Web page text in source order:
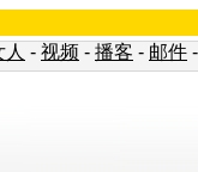
人 - 视频 - 播客 - 邮件 -